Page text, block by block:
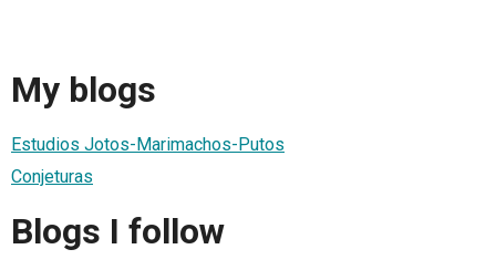
My blogs
Estudios Jotos-Marimachos-Putos
Conjeturas
Blogs I follow